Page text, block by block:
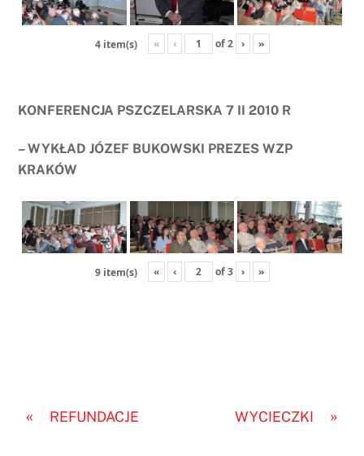
4 item(s) « ‹ of2 › »
KONFERENCJA PSZCZELARSKA 7 II 2010 R
– WYKŁAD JÓZEF BUKOWSKI PREZES WZP
KRAKÓW
9 item(s) « ‹ of3 › »
« REFUNDACJE »
WYCIECZKI